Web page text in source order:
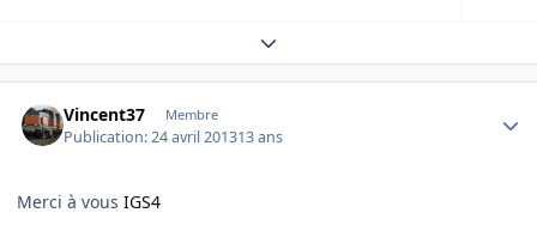
Expand topic overview
Vincent37 Membre
Publication:24 avril 201313 ans
Merci à vous IGS4